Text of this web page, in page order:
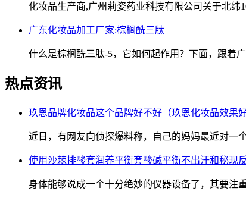
化妆品生产商,广州莉姿药业科技有限公司关于北纬
广东化妆品加工厂家:棕榈酰三肽
什么是棕榈酰三肽-5，它如何起作用？下面，跟着
热点资讯
玖恩品牌化妆品这个品牌好不好（玖恩化妆品效果
近日，有网友向侦探爆料称，自己的妈妈最近对一
使用沙棘排酸套润养平衡套酸碱平衡不出汗和秘现
身体能够说成一个十分绝妙的仪器设备了，其要注